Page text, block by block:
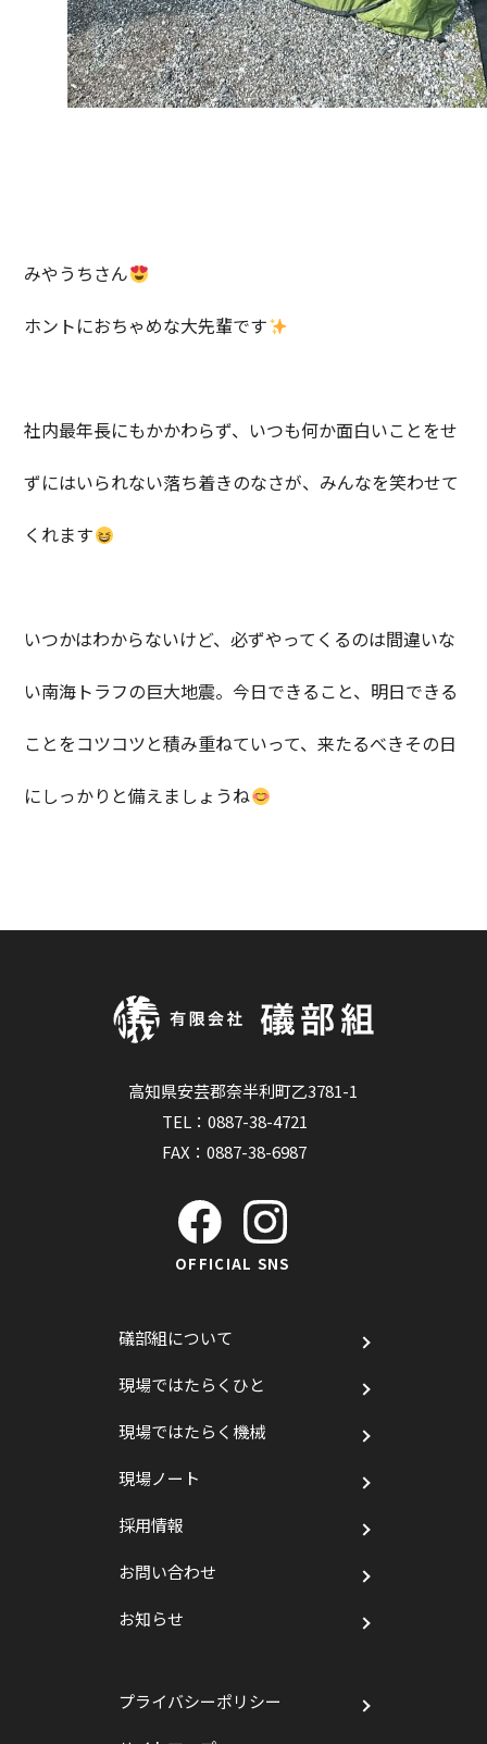
みやうちさん
ホントにおちゃめな大先輩です
社内最年長にもかかわらず、いつも何か面白いことをせ
ずにはいられない落ち着きのなさが、みんなを笑わせて
くれます
いつかはわからないけど、必ずやってくるのは間違いな
い南海トラフの巨大地震。今日できること、明日できる
ことをコツコツと積み重ねていって、来たるべきその日
にしっかりと備えましょうね
高知県安芸郡奈半利町乙3781-1
TEL：0887-38-4721
FAX：0887-38-6987
OFFICIAL SNS
礒部組について
現場ではたらくひと
現場ではたらく機械
現場ノート
採用情報
お問い合わせ
お知らせ
プライバシーポリシー